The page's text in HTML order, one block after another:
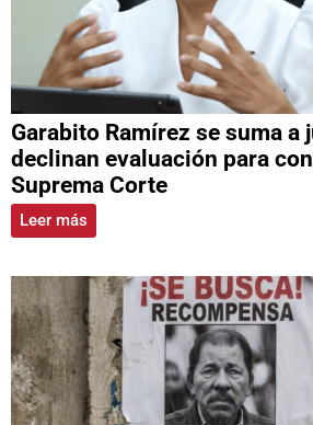
Garabito Ramírez se suma a
declinan evaluación para
Suprema Corte
Leer más